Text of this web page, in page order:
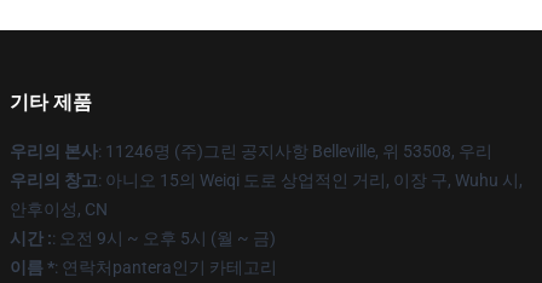
기타 제품
우리의 본사: 11246명 (주)그린 공지사항 Belleville, 위 53508, 우리
우리의 창고: 아니오 15의 Weiqi 도로 상업적인 거리, 이장 구, Wuhu 시,
안후이성, CN
시간 :: 오전 9시 ~ 오후 5시 (월 ~ 금)
이름 *: 연락처pantera인기 카테고리